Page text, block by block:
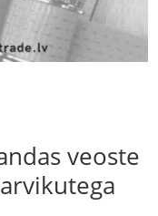
veoste